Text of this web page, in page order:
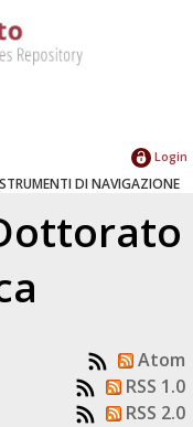
Login
STRUMENTI DI NAVIGAZIONE
Atom
RSS 1.0
RSS 2.0